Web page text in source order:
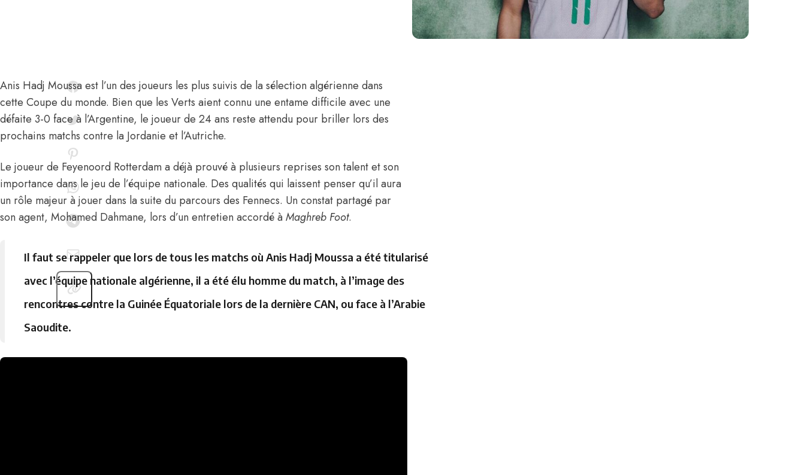
Anis Hadj Moussa est l’un des joueurs les plus suivis de la sélection algérienne dans
cette Coupe du monde. Bien que les Verts aient connu une entame difficile avec une
défaite 3-0 face à l’Argentine, le joueur de 24 ans reste attendu pour briller lors des
prochains matchs contre la Jordanie et l’Autriche.
Le joueur de Feyenoord Rotterdam a déjà prouvé à plusieurs reprises son talent et son
importance dans le jeu de l’équipe nationale. Des qualités qui laissent penser qu’il aura
un rôle majeur à jouer dans la suite du parcours des Fennecs. Un constat partagé par
son agent, Mohamed Dahmane, lors d’un entretien accordé à Maghreb Foot.
Il faut se rappeler que lors de tous les matchs où Anis Hadj Moussa a été titularisé
avec l’équipe nationale algérienne, il a été élu homme du match, à l’image des
rencontres contre la Guinée Équatoriale lors de la dernière CAN, ou face à l’Arabie
Saoudite.